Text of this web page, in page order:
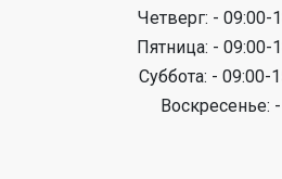
Четверг: - 09:00-
Пятница: - 09:00-
Суббота: - 09:00-
Воскресенье: